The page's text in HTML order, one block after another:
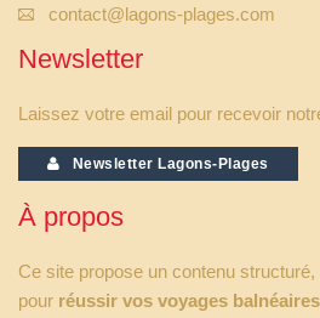
contact@lagons-plages.com
Newsletter
Laissez votre email pour recevoir
Newsletter Lagons-Plages
À propos
Ce site propose un contenu
pour réussir vos voyages balnéaires